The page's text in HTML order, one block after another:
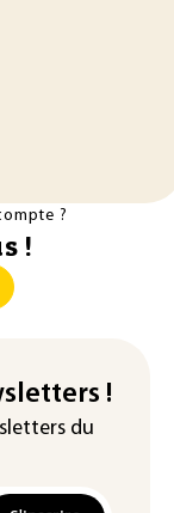
?
!
!
du